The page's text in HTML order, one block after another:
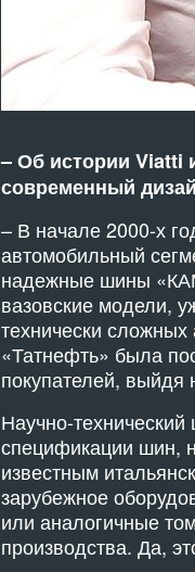
– Об истории Viatti
современный
– В начале 2000-х
автомобильный
надежные шины
вазовские модели,
технически
«Татнефть» была
покупателей, выйдя
Научно-
спецификации шин,
известным
зарубежное
или аналогичные
производства. Да,